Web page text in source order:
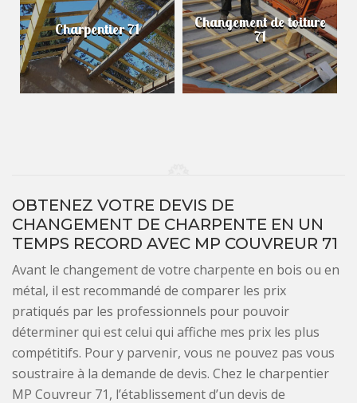
Charpentier 71 Changement de toiture
71
OBTENEZ VOTRE DEVIS DE
CHANGEMENT DE CHARPENTE EN UN
TEMPS RECORD AVEC MP COUVREUR 71
Avant le changement de votre charpente en bois ou en
métal, il est recommandé de comparer les prix
pratiqués par les professionnels pour pouvoir
déterminer qui est celui qui affiche mes prix les plus
compétitifs. Pour y parvenir, vous ne pouvez pas vous
soustraire à la demande de devis. Chez le charpentier
MP Couvreur 71, l’établissement d’un devis de